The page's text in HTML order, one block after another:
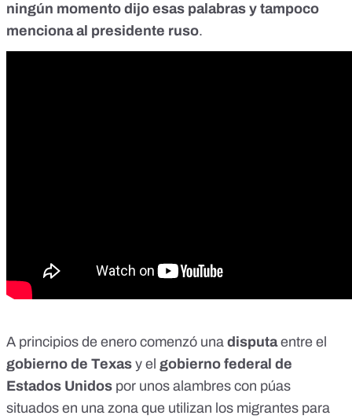
ningún momento dijo esas palabras y tampoco
menciona al presidente ruso.
A principios de enero comenzó una disputaentre el
gobierno de Texas y el gobierno federal de
Estados Unidos por unos alambres con púas
situados en una zona que utilizan los migrantes para